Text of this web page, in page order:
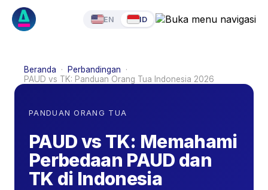
EN ID
Beranda · Perbandingan
·
PAUD vs TK: Panduan Orang Tua Indonesia 2026
PANDUAN ORANG TUA
PAUD vs TK: Memahami
Perbedaan PAUD dan
TK di Indonesia